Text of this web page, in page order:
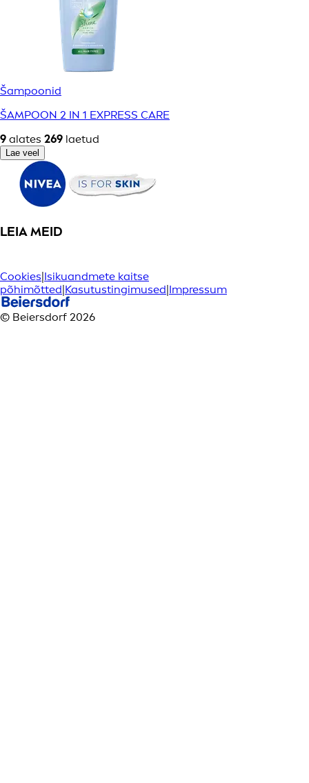
Šampoonid
ŠAMPOON 2 IN 1 EXPRESS CARE
9 alates 269 laetud
Lae veel
LEIA MEID
Cookies Isikuandmete kaitse
põhimõtted Kasutustingimused Impressum
© Beiersdorf 2026